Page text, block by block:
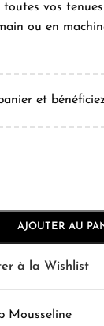
toutes vos tenues
ou en
et
AJOUTER AU
à la Wishlist
Mousseline